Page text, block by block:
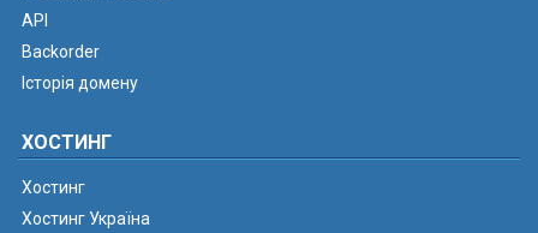
API
Backorder
Історія домену
ХОСТИНГ
Хостинг
Хостинг Україна